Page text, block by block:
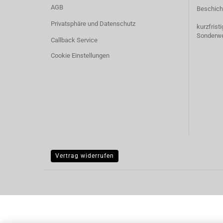
AGB
Privatsphäre und Datenschutz
Callback Service
Cookie Einstellungen
Vertrag widerrufen